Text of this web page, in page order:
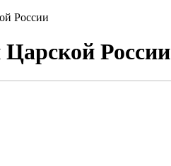
России
России